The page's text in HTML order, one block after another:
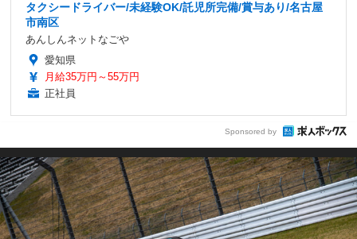
タクシードライバー/未経験OK/託児所完備/賞与あり/名古屋
市南区
あんしんネットなごや
愛知県
月給35万円～55万円
正社員
Sponsored by